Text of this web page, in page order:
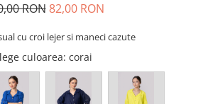
RON 82,00 RON
cu croi lejer si maneci cazute
culoarea: corai